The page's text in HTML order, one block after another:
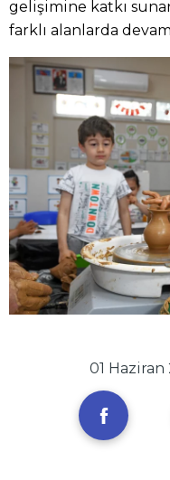
gelişimine katkı
farklı alanlarda
01 Haziran